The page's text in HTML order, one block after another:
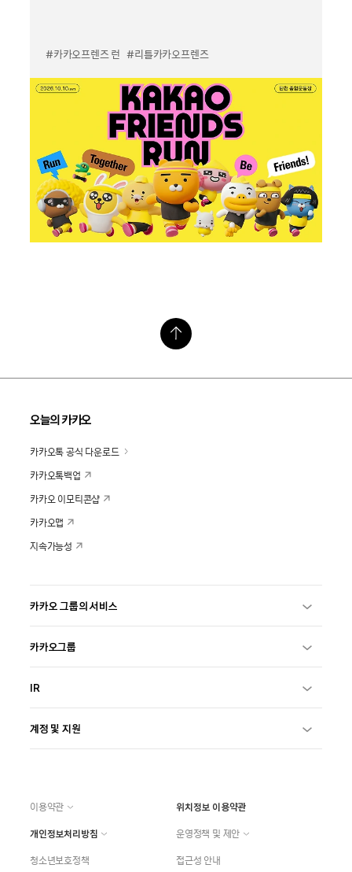
#카카오프렌즈 런 #리틀카카오프렌즈
오늘의 카카오
카카오톡 공식 다운로드
카카오톡백업
카카오 이모티콘샵
카카오맵
지속가능성
카카오 그룹의 서비스
카카오그룹
IR
계정 및 지원
이용약관
위치정보 이용약관
개인정보처리방침
운영정책 및 제안
청소년보호정책
접근성 안내